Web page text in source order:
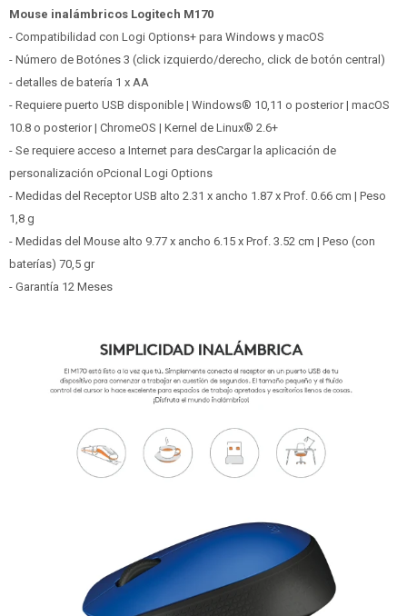
Mouse inalámbricos Logitech M170
- Compatibilidad con Logi Options+ para Windows y macOS
- Número de Botónes 3 (click izquierdo/derecho, click de botón central)
- detalles de batería 1 x AA
- Requiere puerto USB disponible | Windows® 10,11 o posterior | macOS
10.8 o posterior | ChromeOS | Kernel de Linux® 2.6+
- Se requiere acceso a Internet para desCargar la aplicación de
personalización oPcional Logi Options
- Medidas del Receptor USB alto 2.31 x ancho 1.87 x Prof. 0.66 cm | Peso
1,8 g
- Medidas del Mouse alto 9.77 x ancho 6.15 x Prof. 3.52 cm | Peso (con
baterías) 70,5 gr
- Garantía 12 Meses